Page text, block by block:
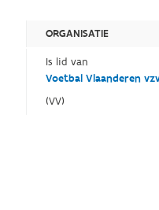
ORGANISATIE
Is lid van
Voetbal Vlaanderen
(VV)